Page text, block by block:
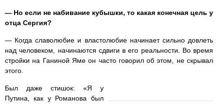
— Но если не набивание кубышки, то какая конечная цель у
отца Сергия?
— Когда славолюбие и властолюбие начинает сильно довлеть
над человеком, начинаются сдвиги в его реальности. Во время
стройки на Ганиной Яме он часто говорил об этом, не скрывал
этого.
Был даже стишок: «Я у
Путина, как у Романова был